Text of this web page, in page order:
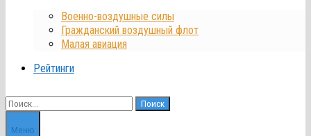
Военно-воздушные силы
Гражданский воздушный флот
Малая авиация
Рейтинги
Найти:
Меню